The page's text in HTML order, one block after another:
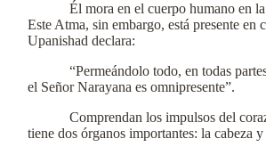
Él mora en el cuerpo humano en
Este Atma, sin embargo, está presente en
Upanishad declara:
“Permeándolo todo, en todas
el Señor Narayana es omnipresente”.
Comprendan los impulsos del
tiene dos órganos importantes: la cabeza